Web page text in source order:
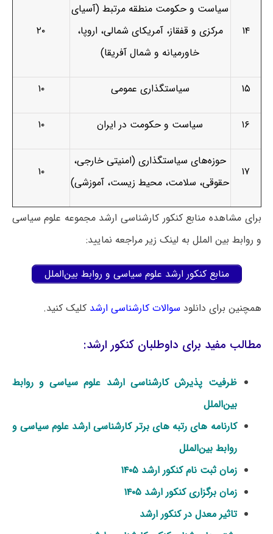
۱۴
سیاست و حکومت منطقه مرتبط (آسیای
مرکزی و قفقاز، آمریکای شمالی، اروپا،
خاورمیانه و شمال آفریقا)
۲۰
۱۵ سیاستگذاری عمومی ۱۰
۱۶ سیاست و حکومت در ایران ۱۰
۱۷
حوزه‌های سیاستگذاری (امنیتی خارجی،
حقوقی، سلامت، محیط زیست، آموزشی)
۱۰
برای مشاهده منابع کنکور کارشناسی ارشد مجموعه علوم سیاسی
و روابط بین الملل به لینک زیر مراجعه نمایید:
منابع کنکور ارشد علوم سیاسی و روابط بین‌الملل
همچنین برای دانلود سوالات کارشناسی ارشد کلیک کنید.
مطالب مفید برای داوطلبان کنکور ارشد:
ظرفیت پذیرش کارشناسی ارشد علوم سیاسی و روابط
بین‌الملل
کارنامه های رتبه های برتر کارشناسی ارشد علوم سیاسی و
روابط بین‌الملل
زمان ثبت نام کنکور ارشد ۱۴۰۵
زمان برگزاری کنکور ارشد ۱۴۰۵
تاثیر معدل در کنکور ارشد